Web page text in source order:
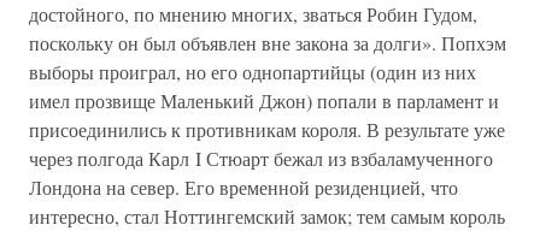
достойного, по мнению многих, зваться Робин Гудом,
поскольку он был объявлен вне закона за долги». Попхэм
выборы проиграл, но его однопартийцы (один из них
имел прозвище Маленький Джон) попали в парламент и
присоединились к противникам короля. В результате уже
через полгода Карл I Стюарт бежал из взбаламученного
Лондона на север. Его временной резиденцией, что
интересно, стал Ноттингемский замок; тем самым король